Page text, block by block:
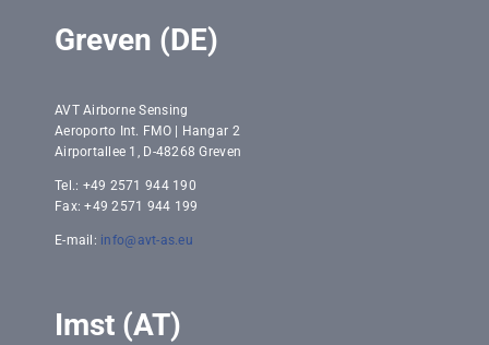
Greven (DE)
AVT Airborne Sensing
Aeroporto Int. FMO | Hangar 2
Airportallee 1, D-48268 Greven
Tel.: +49 2571 944 190
Fax: +49 2571 944 199
E-mail: info@avt-as.eu
Imst (AT)